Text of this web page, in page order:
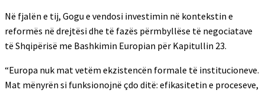
Në fjalën e tij, Gogu e vendosi investimin në kontekstin e
reformës në drejtësi dhe të fazës përmbyllëse të negociatave
të Shqipërisë me Bashkimin Europian për Kapitullin 23.
“Europa nuk mat vetëm ekzistencën formale të institucioneve.
Mat mënyrën si funksionojnë çdo ditë: efikasitetin e proceseve,